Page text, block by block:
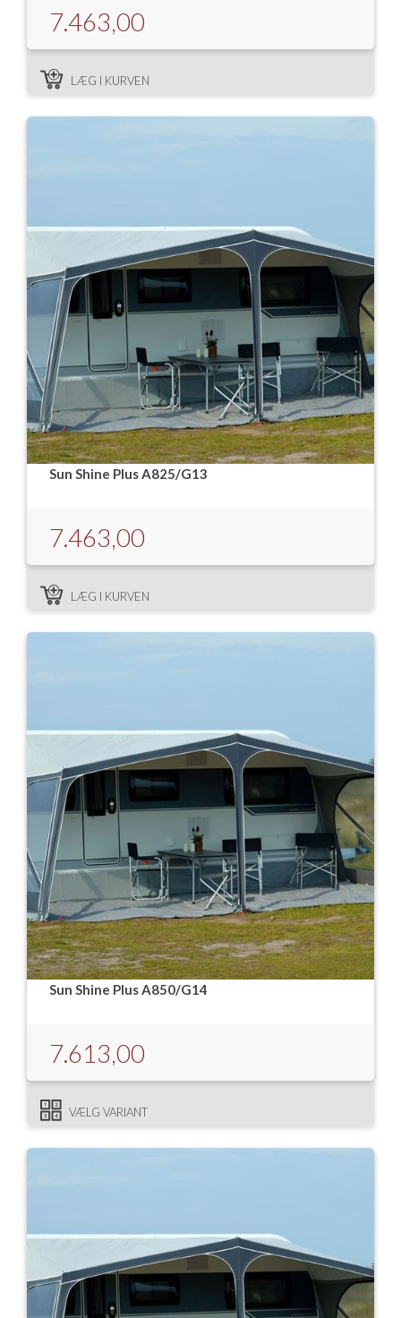
7.463,00
LÆG I KURVEN
Sun Shine Plus A825/G13
7.463,00
LÆG I KURVEN
Sun Shine Plus A850/G14
7.613,00
VÆLG VARIANT